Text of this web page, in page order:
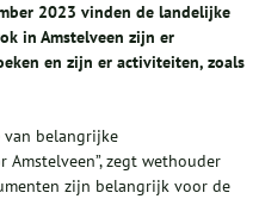
2023 vinden de landelijke
in Amstelveen zijn er
en zijn er activiteiten, zoals
van belangrijke
zegt wethouder
zijn belangrijk voor de